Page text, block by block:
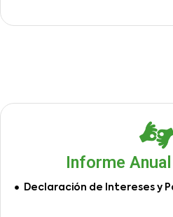
Informe Anual
Declaración de Intereses y